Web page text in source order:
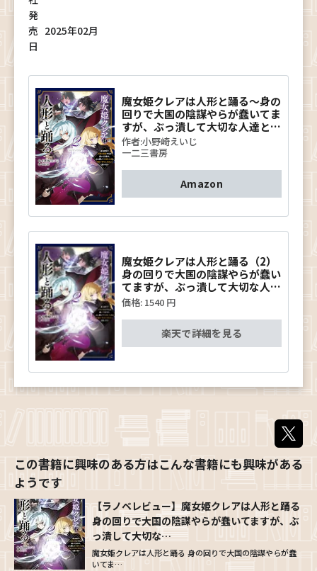
発
売
日
2025年02月
魔女姫クレアは人形と踊る～身の
回りで大国の陰謀やらが蠢いてま
すが、ぶっ潰して大切な人達と平
穏で幸せに生きたいと思います～
２ (一二三書房)
作者:小野崎えいじ
一二三書房
Amazon
魔女姫クレアは人形と踊る（2）
身の回りで大国の陰謀やらが蠢い
てますが、ぶっ潰して大切な人達
と平穏で幸せに生きたいと思いま
価格: 1540 円
楽天で詳細を見る
【ラノベレビュー】魔女姫クレアは人形と踊る
身の回りで大国の陰謀やらが蠢いてますが、ぶ
っ潰して大切な…
魔女姫クレアは人形と踊る 身の回りで大国の陰謀やらが蠢
いてま…